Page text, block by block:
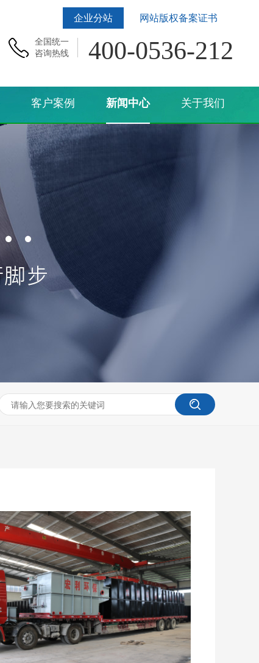
企业分站 网站版权备案证书
全国统一
咨询热线
400-0536-212
客户案例 新闻中心 关于我们